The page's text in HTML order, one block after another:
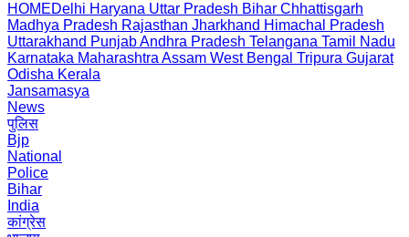
HOMEDelhi Haryana Uttar Pradesh Bihar Chhattisgarh
Madhya Pradesh Rajasthan Jharkhand Himachal Pradesh
Uttarakhand PunjabAndhra Pradesh Telangana Tamil Nadu
Karnataka Maharashtra Assam West Bengal Tripura Gujarat
Odisha Kerala
Jansamasya
News
पुलिस
Bjp
National
Police
Bihar
India
कांग्रेस